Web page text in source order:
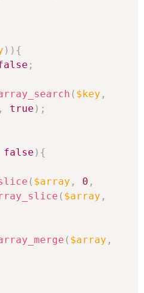
) ) {
;
( $key ,
, true ) ;
false ) {
( $array , 0 ,
( $array ,
( $array ,